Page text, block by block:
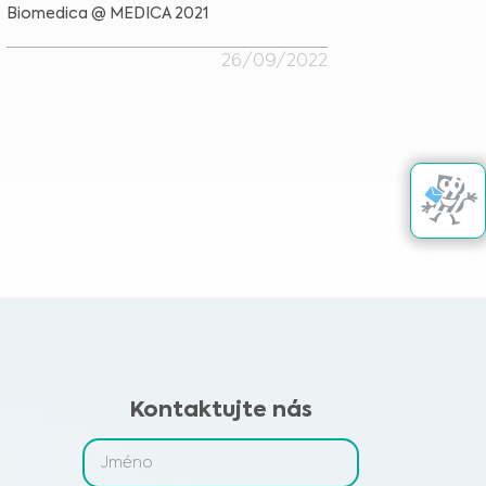
Biomedica @ MEDICA 2021
26/09/2022
Kontaktujte nás